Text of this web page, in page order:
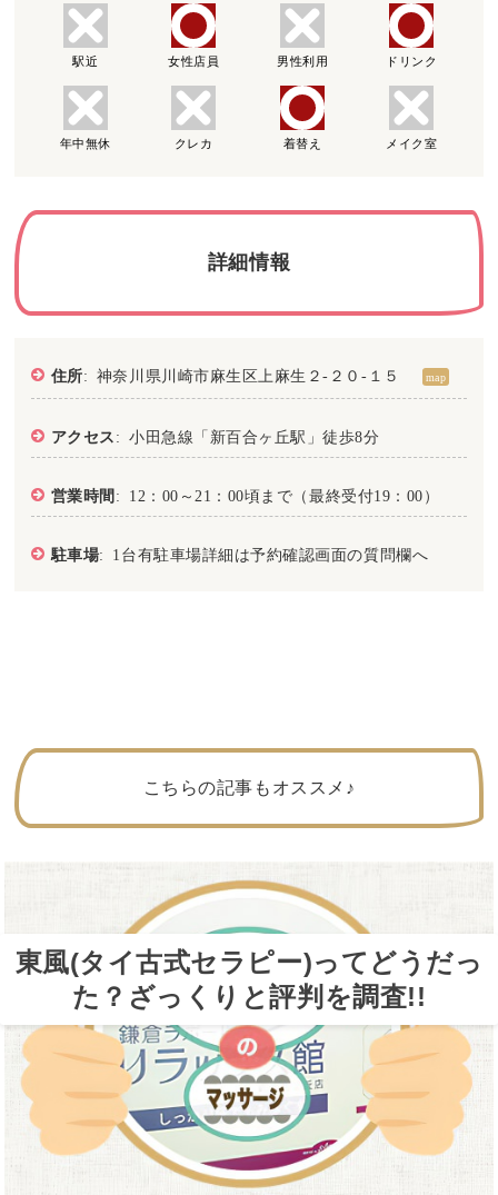
東風(タイ古式セラピー)ってどうだっ
た？ざっくりと評判を調査!!
駅近 女性店員 男性利用 ドリンク
年中無休 クレカ 着替え メイク室
詳細情報
住所: 神奈川県川崎市麻生区上麻生２-２０-１５ map
アクセス : 小田急線「新百合ヶ丘駅」徒歩8分
営業時間 : 12：00～21：00頃まで（最終受付19：00）
駐車場: 1台有駐車場詳細は予約確認画面の質問欄へ
こちらの記事もオススメ♪